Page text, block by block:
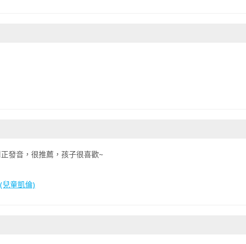
發音，很推薦，孩子很喜歡~
童凱倫)